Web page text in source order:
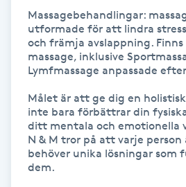
Katun fransar
Kemisk peeling
Keratinbehandling
Massagebehandlingar:
utformade för att lindra
och främja avslappning.
massage, inklusive
Lymfmassage anpassade
Målet är att ge dig en
inte bara förbättrar din
ditt mentala och emotionella
N & M tror på att varje
behöver unika lösningar som
dem.